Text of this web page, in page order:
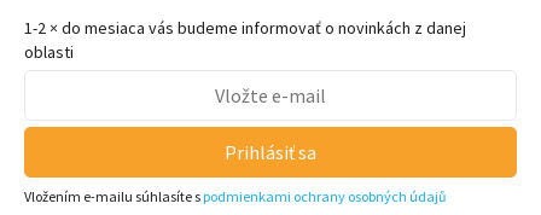
1-2 × do mesiaca vás budeme informovať o novinkách z danej
oblasti
Prihlásiť sa
Vložením e-mailu súhlasíte s podmienkami ochrany osobných údajů